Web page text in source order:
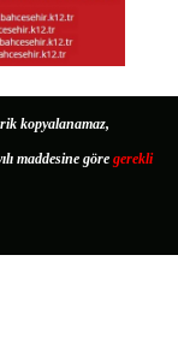
kopyalanamaz,
maddesine göre gerekli